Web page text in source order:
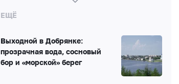
ЕЩЁ
Выходной в Добрянке:
прозрачная вода, сосновый
бор и «морской» берег